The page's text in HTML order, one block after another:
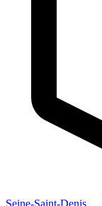
Seine-Saint-Denis